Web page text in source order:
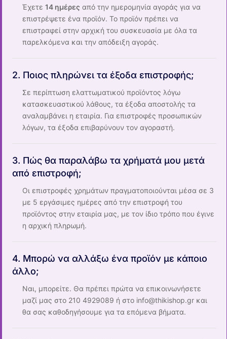
Έχετε 14 ημέρες από την ημερομηνία αγοράς για να
επιστρέψετε ένα προϊόν. Το προϊόν πρέπει να
επιστραφεί στην αρχική του συσκευασία με όλα τα
παρελκόμενα και την απόδειξη αγοράς.
2. Ποιος πληρώνει τα έξοδα επιστροφής;
Σε περίπτωση ελαττωματικού προϊόντος λόγω
κατασκευαστικού λάθους, τα έξοδα αποστολής τα
αναλαμβάνει η εταιρία. Για επιστροφές προσωπικών
λόγων, τα έξοδα επιβαρύνουν τον αγοραστή.
3. Πώς θα παραλάβω τα χρήματά μου μετά
από επιστροφή;
Οι επιστροφές χρημάτων πραγματοποιούνται μέσα σε 3
με 5 εργάσιμες ημέρες από την επιστροφή του
προϊόντος στην εταιρία μας, με τον ίδιο τρόπο που έγινε
η αρχική πληρωμή.
4. Μπορώ να αλλάξω ένα προϊόν με κάποιο
άλλο;
Ναι, μπορείτε. Θα πρέπει πρώτα να επικοινωνήσετε
μαζί μας στο 210 4929089 ή στο info@thikishop.gr και
θα σας καθοδηγήσουμε για τα επόμενα βήματα.